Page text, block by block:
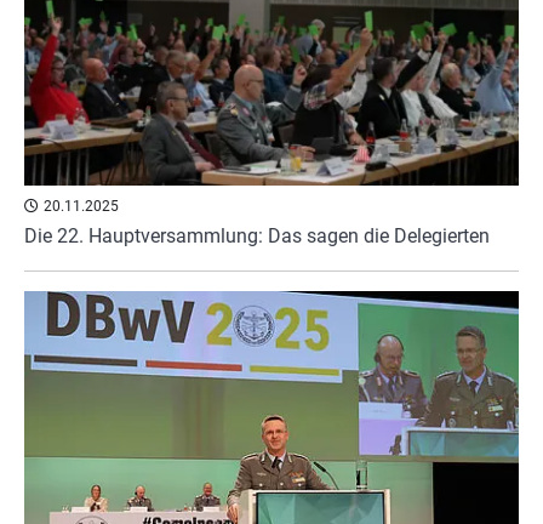
20.11.2025
Die 22. Hauptversammlung: Das sagen die Delegierten